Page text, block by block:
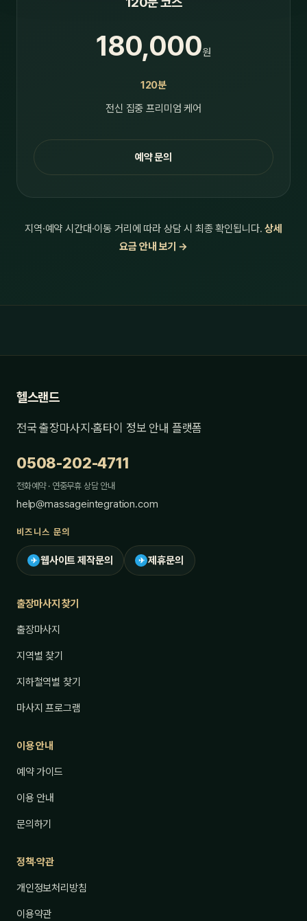
180,000원
120분
전신 집중 프리미엄 케어
예약 문의
지역·예약 시간대·이동 거리에 따라 상담 시 최종 확인됩니다.상세
요금 안내 보기 →
헬스랜드
전국 출장마사지·홈타이 정보 안내 플랫폼
0508-202-4711
전화예약 · 연중무휴 상담 안내
help@massageintegration.com
비즈니스 문의
✈ 웹사이트 제작문의 ✈ 제휴문의
출장마사지 찾기
출장마사지
지역별 찾기
지하철역별 찾기
마사지 프로그램
이용 안내
예약 가이드
이용 안내
문의하기
정책·약관
개인정보처리방침
이용약관